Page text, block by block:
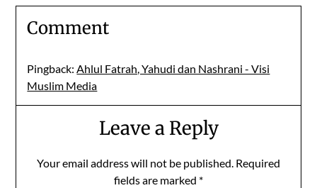
Comment
Pingback:Ahlul Fatrah, Yahudi dan Nashrani - Visi
Muslim Media
Leave a Reply
Your email address will not be published. Required
fields are marked *